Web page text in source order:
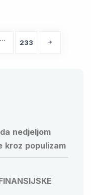
… 233
nedjeljom
kroz populizam